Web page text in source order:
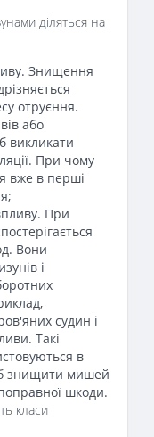
діляться на
Знищення
отруєння.
або
викликати
При чому
вже в перші
При
Вони
і
судин і
Такі
в
знищити мишей
шкоди.
класи